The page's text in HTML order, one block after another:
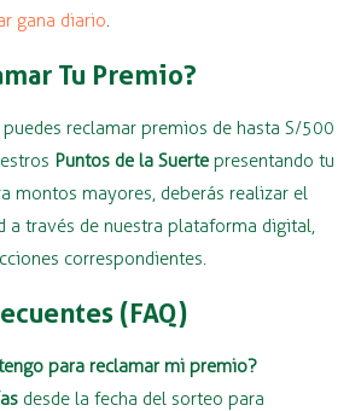
gana diario.
Tu Premio?
puedes reclamar premios de hasta S/500
Puntos de la Suerte presentando tu
montos mayores, deberás realizar el
a través de nuestra plataforma digital,
correspondientes.
(FAQ)
para reclamar mi premio?
desde la fecha del sorteo para